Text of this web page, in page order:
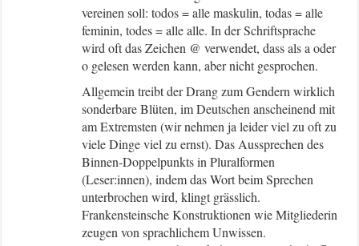
vereinen soll: todos = alle maskulin, todas = alle
feminin, todes = alle alle. In der Schriftsprache
wird oft das Zeichen @ verwendet, dass als a oder
o gelesen werden kann, aber nicht gesprochen.
Allgemein treibt der Drang zum Gendern wirklich
sonderbare Blüten, im Deutschen anscheinend mit
am Extremsten (wir nehmen ja leider viel zu oft zu
viele Dinge viel zu ernst). Das Aussprechen des
Binnen-Doppelpunkts in Pluralformen
(Leser:innen), indem das Wort beim Sprechen
unterbrochen wird, klingt grässlich.
Frankensteinsche Konstruktionen wie Mitgliederin
zeugen von sprachlichem Unwissen.